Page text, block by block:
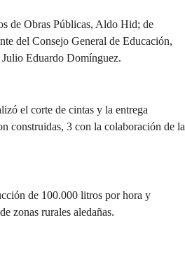
de Obras Públicas, Aldo Hid; de
del Consejo General de Educación,
Eduardo Domínguez.
el corte de cintas y la entrega
construidas, 3 con la colaboración de la
de 100.000 litros por hora y
zonas rurales aledañas.